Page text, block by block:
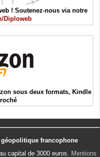
! Soutenez-nous via notre
Diploweb
sous deux formats, Kindle
géopolitique francophone
capital de 3000 euros. Mentions